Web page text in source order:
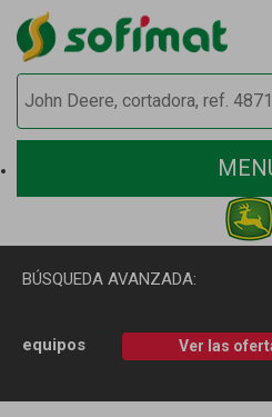
BÚSQUEDA AVANZADA:
equipos Ver las